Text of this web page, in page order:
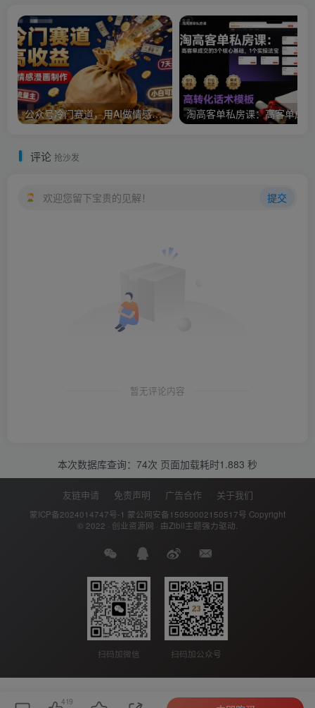
公众号冷门赛道，用AI做情感漫画，7天开通流量主，操作简单，小白可玩
评论 抢沙发
欢迎您留下宝贵的见解！ 提交
暂无评论内容
本次数据库查询：74次 页面加载耗时1.883 秒
友链申请 免责声明 广告合作 关于我们
蒙ICP备2024014747号-1 蒙公网安备15050002150517号 Copyright
© 2022 · 创业资源网 · 由Zibll主题强力驱动.
扫码加微信 扫码加公众号
419